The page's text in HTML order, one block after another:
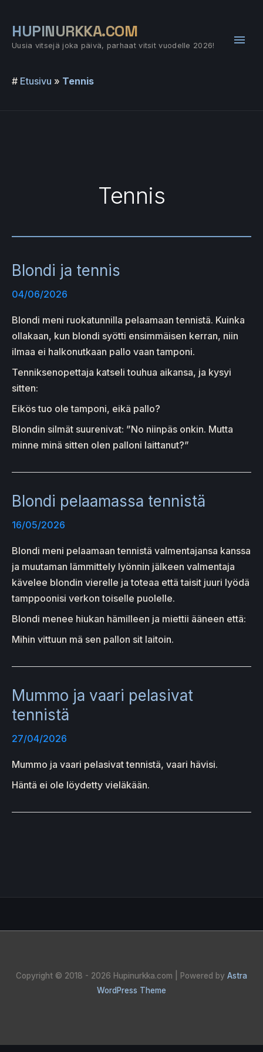
sisältöön
HUPINURKKA.COM
Uusia vitsejä joka päivä, parhaat vitsit vuodelle 2026!
# Etusivu » Tennis
Tennis
Blondi ja tennis
04/06/2026
Blondi meni ruokatunnilla pelaamaan tennistä. Kuinka
ollakaan, kun blondi syötti ensimmäisen kerran, niin
ilmaa ei halkonutkaan pallo vaan tamponi.
Tenniksenopettaja katseli touhua aikansa, ja kysyi
sitten:
Eikös tuo ole tamponi, eikä pallo?
Blondin silmät suurenivat: ”No niinpäs onkin. Mutta
minne minä sitten olen palloni laittanut?”
Blondi pelaamassa tennistä
16/05/2026
Blondi meni pelaamaan tennistä valmentajansa kanssa
ja muutaman lämmittely lyönnin jälkeen valmentaja
kävelee blondin vierelle ja toteaa että taisit juuri lyödä
tamppoonisi verkon toiselle puolelle.
Blondi menee hiukan hämilleen ja miettii ääneen että:
Mihin vittuun mä sen pallon sit laitoin.
Mummo ja vaari pelasivat
tennistä
27/04/2026
Mummo ja vaari pelasivat tennistä, vaari hävisi.
Häntä ei ole löydetty vieläkään.
Copyright © 2018 - 2026 Hupinurkka.com | Powered by Astra
WordPress Theme